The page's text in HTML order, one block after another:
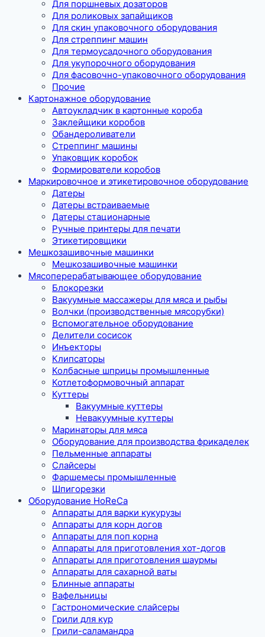
Для поршневых дозаторов
Для роликовых запайщиков
Для скин упаковочного оборудования
Для стреппинг машин
Для термоусадочного оборудования
Для укупорочного оборудования
Для фасовочно-упаковочного оборудования
Прочие
Картонажное оборудование
Автоукладчик в картонные короба
Заклейщики коробов
Обандероливатели
Стреппинг машины
Упаковщик коробок
Формирователи коробов
Маркировочное и этикетировочное оборудование
Датеры
Датеры встраиваемые
Датеры стационарные
Ручные принтеры для печати
Этикетировщики
Мешкозашивочные машинки
Мешкозашивочные машинки
Мясоперерабатывающее оборудование
Блокорезки
Вакуумные массажеры для мяса и рыбы
Волчки (производственные мясорубки)
Вспомогательное оборудование
Делители сосисок
Инъекторы
Клипсаторы
Колбасные шприцы промышленные
Котлетоформовочный аппарат
Куттеры
Вакуумные куттеры
Невакуумные куттеры
Маринаторы для мяса
Оборудование для производства фрикаделек
Пельменные аппараты
Слайсеры
Фаршемесы промышленные
Шпигорезки
Оборудование HoReCa
Аппараты для варки кукурузы
Аппараты для корн догов
Аппараты для поп корна
Аппараты для приготовления хот-догов
Аппараты для приготовления шаурмы
Аппараты для сахарной ваты
Блинные аппараты
Вафельницы
Гастрономические слайсеры
Грили для кур
Грили-саламандра